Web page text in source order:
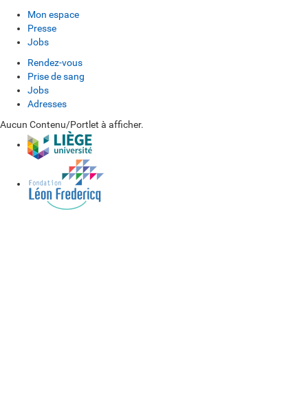
Mon espace
Presse
Jobs
Rendez-vous
Prise de sang
Jobs
Adresses
Aucun Contenu/Portlet à afficher.